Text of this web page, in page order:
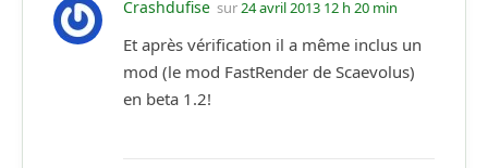
Crashdufise sur24 avril 2013 12 h 20 min
Et après vérification il a même inclus un
mod (le mod FastRender de Scaevolus)
en beta 1.2!